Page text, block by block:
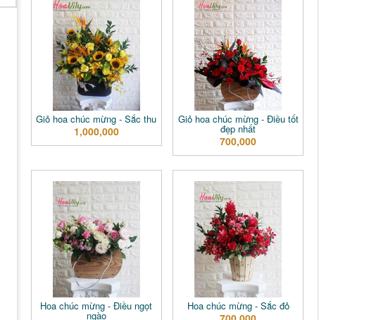
Giỏ hoa chúc mừng - Sắc thu
1,000,000
Giỏ hoa chúc mừng - Điều tốt
đẹp nhất
700,000
Hoa chúc mừng - Điều ngọt
ngào
Hoa chúc mừng - Sắc đỏ